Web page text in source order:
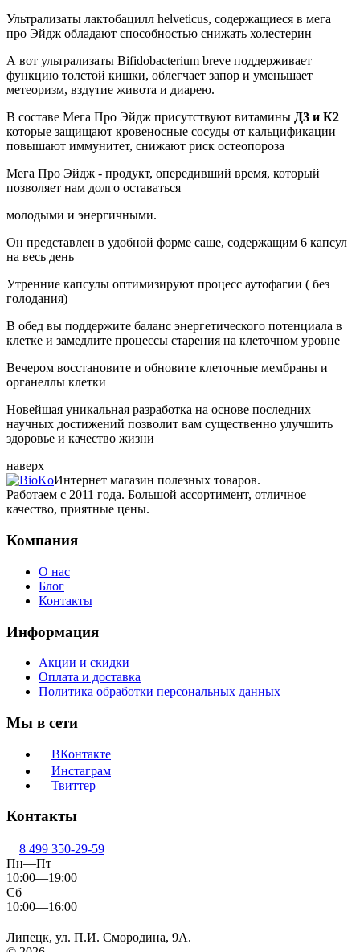
Ультрализаты лактобацилл helveticus, содержащиеся в мега
про Эйдж обладают способностью снижать холестерин
А вот ультрализаты Bifidobacterium breve поддерживает
функцию толстой кишки, облегчает запор и уменьшает
метеоризм, вздутие живота и диарею.
В составе Мега Про Эйдж присутствуют витамины Д3 и К2
которые защищают кровеносные сосуды от кальцификации
повышают иммунитет, снижают риск остеопороза
Мега Про Эйдж - продукт, опередивший время, который
позволяет нам долго оставаться
молодыми и энергичными.
Он представлен в удобной форме саше, содержащим 6 капсул
на весь день
Утренние капсулы оптимизируют процесс аутофагии ( без
голодания)
В обед вы поддержите баланс энергетического потенциала в
клетке и замедлите процессы старения на клеточном уровне
Вечером восстановите и обновите клеточные мембраны и
органеллы клетки
Новейшая уникальная разработка на основе последних
научных достижений позволит вам существенно улучшить
здоровье и качество жизни
наверх
Интернет магазин полезных товаров.
Работаем с 2011 года. Большой ассортимент, отличное
качество, приятные цены.
Компания
О нас
Блог
Контакты
Информация
Акции и скидки
Оплата и доставка
Политика обработки персональных данных
Мы в сети
ВКонтакте
Инстаграм
Твиттер
Контакты
8 499 350-29-59
Пн—Пт
10:00—19:00
Сб
10:00—16:00
Липецк, ул. П.И. Смородина, 9А.